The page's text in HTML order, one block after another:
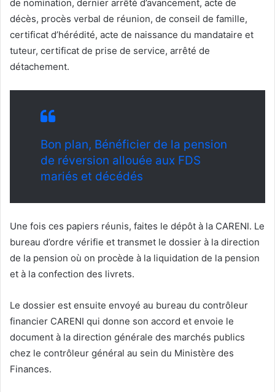
de nomination, dernier arrêté d’avancement, acte de
décès, procès verbal de réunion, de conseil de famille,
certificat d’hérédité, acte de naissance du mandataire et
tuteur, certificat de prise de service, arrêté de
détachement.
Bon plan, Bénéficier de la pension
de réversion allouée aux FDS
mariés et décédés
Une fois ces papiers réunis, faites le dépôt à la CARENI. Le
bureau d’ordre vérifie et transmet le dossier à la direction
de la pension où on procède à la liquidation de la pension
et à la confection des livrets.
Le dossier est ensuite envoyé au bureau du contrôleur
financier CARENI qui donne son accord et envoie le
document à la direction générale des marchés publics
chez le contrôleur général au sein du Ministère des
Finances.